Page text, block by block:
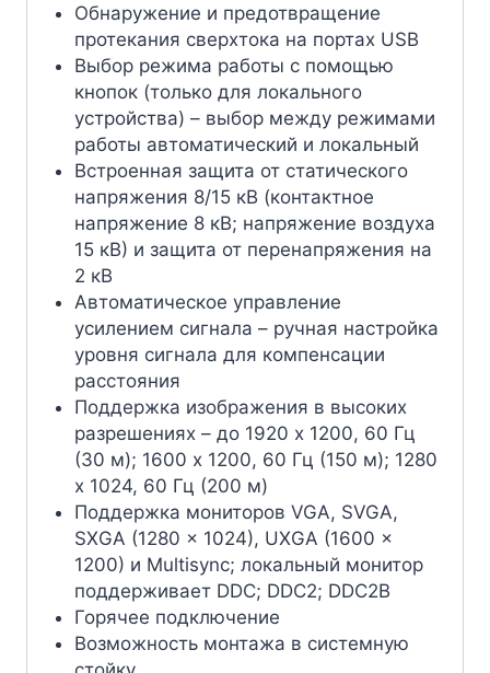
Обнаружение и предотвращение
протекания сверхтока на портах USB
Выбор режима работы с помощью
кнопок (только для локального
устройства) – выбор между режимами
работы автоматический и локальный
Встроенная защита от статического
напряжения 8/15 кВ (контактное
напряжение 8 кВ; напряжение воздуха
15 кВ) и защита от перенапряжения на
2 кВ
Автоматическое управление
усилением сигнала – ручная настройка
уровня сигнала для компенсации
расстояния
Поддержка изображения в высоких
разрешениях – до 1920 x 1200, 60 Гц
(30 м); 1600 x 1200, 60 Гц (150 м); 1280
x 1024, 60 Гц (200 м)
Поддержка мониторов VGA, SVGA,
SXGA (1280 x 1024), UXGA (1600 x
1200) и Multisync; локальный монитор
поддерживает DDC; DDC2; DDC2B
Горячее подключение
Возможность монтажа в системную